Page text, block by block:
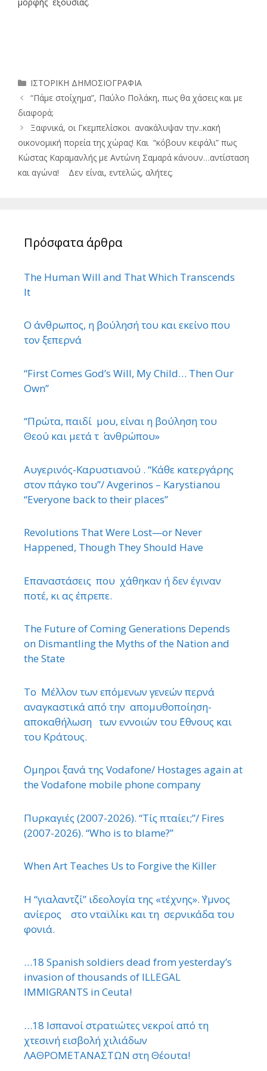
Κατηγορίες
ΙΣΤΟΡΙΚΗ ΔΗΜΟΣΙΟΓΡΑΦΙΑ
“Πάμε στοίχημα”, Παύλο Πολάκη, πως θα χάσεις και με
διαφορά;
Ξαφνικά, οι Γκεμπελίσκοι ανακάλυψαν την..κακή
οικονομική πορεία της χώρας! Και “κόβουν κεφάλι” πως
Κώστας Καραμανλής με Αντώνη Σαμαρά κάνουν…αντίσταση
και αγώνα! Δεν είναι, εντελώς, αλήτες;
Πρόσφατα άρθρα
The Human Will and That Which Transcends
It
Ο άνθρωπος, η βούλησή του και εκείνο που
τον ξεπερνά
“First Comes God’s Will, My Child… Then Our
Own”
“Πρώτα, παιδί μου, είναι η βούληση του
Θεού και μετά τ ΄ ανθρώπου»
Αυγερινός-Καρυστιανού . “Κάθε κατεργάρης
στον πάγκο του”/ Avgerinos – Karystianou
“Εveryone back to their places”
Revolutions That Were Lost—or Never
Happened, Though They Should Have
Επαναστάσεις που χάθηκαν ή δεν έγιναν
ποτέ, κι ας έπρεπε.
The Future of Coming Generations Depends
on Dismantling the Myths of the Nation and
the State
Το Μέλλον των επόμενων γενεών περνά
αναγκαστικά από την απομυθοποίηση-
αποκαθήλωση των εννοιών του ΄Εθνους και
του Κράτους.
΄Ομηροι ξανά της Vodafone/ Hostages again at
the Vodafone mobile phone company
Πυρκαγιές (2007-2026). “Τίς πταίει;”/ Fires
(2007-2026). “Who is to blame?”
When Art Teaches Us to Forgive the Killer
Η “γιαλαντζί” ιδεολογία της «τέχνης». ΄Υμνος
ανίερος στο νταϊλίκι και τη σερνικάδα του
φονιά.
…18 Spanish soldiers dead from yesterday’s
invasion of thousands of ILLEGAL
IMMIGRANTS in Ceuta!
…18 Ισπανοί στρατιώτες νεκροί από τη
χτεσινή εισβολή χιλιάδων
ΛΑΘΡΟΜΕΤΑΝΑΣΤΩΝ στη Θέουτα!